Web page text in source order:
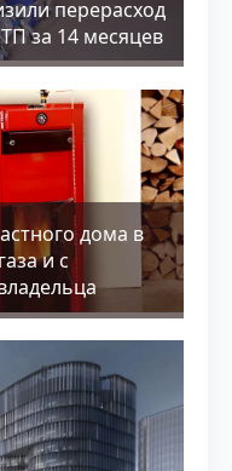
перерасход
за 14 месяцев
дома в
и с